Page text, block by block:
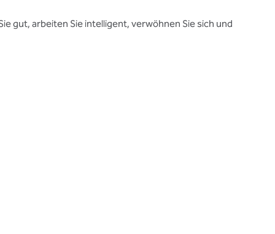
gut, arbeiten Sie intelligent, verwöhnen Sie sich und